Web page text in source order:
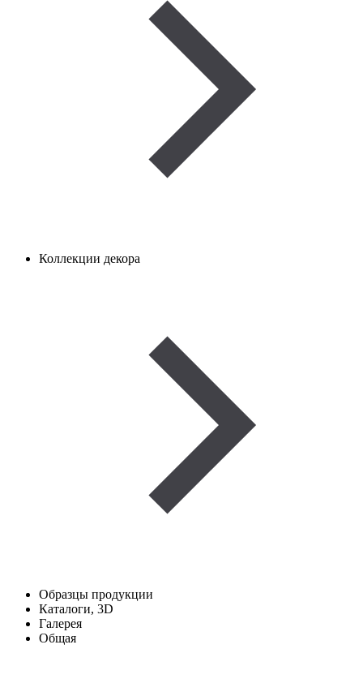
Коллекции декора
Образцы продукции
Каталоги, 3D
Галерея
Общая